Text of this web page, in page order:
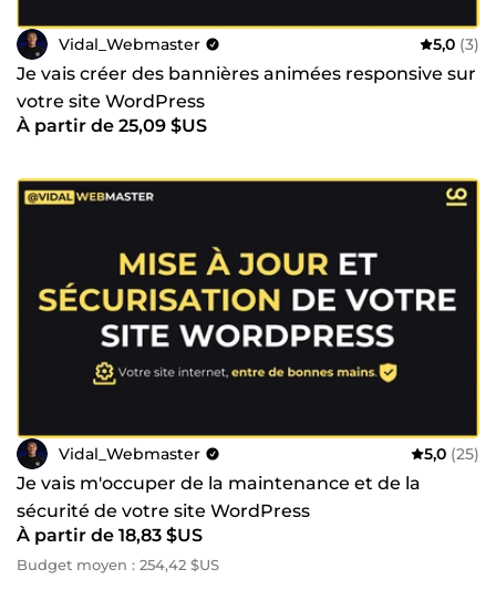
Vidal_Webmaster 5,0 (3)
Je vais créer des bannières animées responsive sur
votre site WordPress
À partir de 25,09 $US
Vidal_Webmaster 5,0 (25)
Je vais m'occuper de la maintenance et de la
sécurité de votre site WordPress
À partir de 18,83 $US
Budget moyen : 254,42 $US